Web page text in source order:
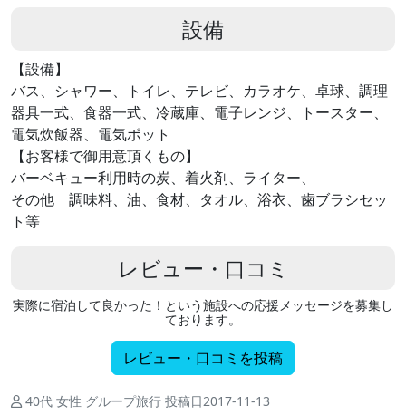
設備
【設備】
バス、シャワー、トイレ、テレビ、カラオケ、卓球、調理
器具一式、食器一式、冷蔵庫、電子レンジ、トースター、
電気炊飯器、電気ポット
【お客様で御用意頂くもの】
バーベキュー利用時の炭、着火剤、ライター、
その他 調味料、油、食材、タオル、浴衣、歯ブラシセッ
ト等
レビュー・口コミ
実際に宿泊して良かった！という施設への応援メッセージを募集し
ております。
レビュー・口コミを投稿
40代 女性 グループ旅行 投稿日2017-11-13